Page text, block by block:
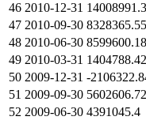
46 2010-12-31
47 2010-09-30 8328365.55
48 2010-06-30 8599600.18
49 2010-03-31 1404788.42
50 2009-12-31 -
51 2009-09-30 5602606.72
52 2009-06-30 4391045.4